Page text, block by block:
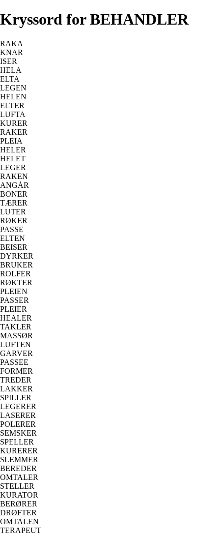
Kryssord for BEHANDLER
RAKA
KNAR
ISER
HELA
ELTA
LEGEN
HELEN
ELTER
LUFTA
KURER
RAKER
PLEIA
HELER
HELET
LEGER
RAKEN
ANGÅR
BONER
TÆRER
LUTER
RØKER
PASSE
ELTEN
BEISER
DYRKER
BRUKER
ROLFER
RØKTER
PLEIEN
PASSER
PLEIER
HEALER
TAKLER
MASSØR
LUFTEN
GARVER
PASSEE
FORMER
TREDER
LAKKER
SPILLER
LEGERER
LASERER
POLERER
SEMSKER
SPELLER
KURERER
SLEMMER
BEREDER
OMTALER
STELLER
KURATOR
BERØRER
DRØFTER
OMTALEN
TERAPEUT